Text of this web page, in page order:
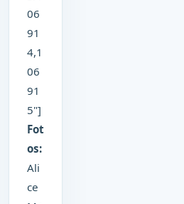
06
91
4,1
06
91
5"]
Fot
os:
Ali
ce